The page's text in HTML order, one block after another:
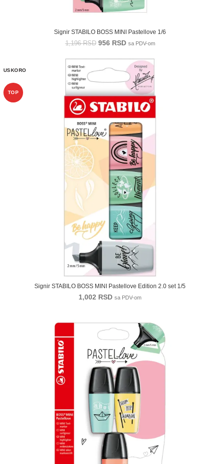
Signir STABILO BOSS MINI Pastellove 1/6
1,196RSD 956 RSD sa PDV-om
USKORO
TOP
Signir STABILO BOSS MINI Pastellove Edition 2.0 set 1/5
1,002 RSD sa PDV-om